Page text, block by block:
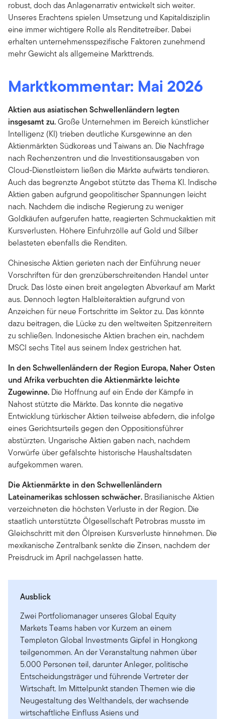
robust, doch das Anlagenarrativ entwickelt sich weiter.
Unseres Erachtens spielen Umsetzung und Kapitaldisziplin
eine immer wichtigere Rolle als Renditetreiber. Dabei
erhalten unternehmensspezifische Faktoren zunehmend
mehr Gewicht als allgemeine Markttrends.
Marktkommentar: Mai 2026
Aktien aus asiatischen Schwellenländern legten
insgesamt zu.Große Unternehmen im Bereich künstlicher
Intelligenz (KI) trieben deutliche Kursgewinne an den
Aktienmärkten Südkoreas und Taiwans an. Die Nachfrage
nach Rechenzentren und die Investitionsausgaben von
Cloud-Dienstleistern ließen die Märkte aufwärts tendieren.
Auch das begrenzte Angebot stützte das Thema KI. Indische
Aktien gaben aufgrund geopolitischer Spannungen leicht
nach. Nachdem die indische Regierung zu weniger
Goldkäufen aufgerufen hatte, reagierten Schmuckaktien mit
Kursverlusten. Höhere Einfuhrzölle auf Gold und Silber
belasteten ebenfalls die Renditen.
Chinesische Aktien gerieten nach der Einführung neuer
Vorschriften für den grenzüberschreitenden Handel unter
Druck. Das löste einen breit angelegten Abverkauf am Markt
aus. Dennoch legten Halbleiteraktien aufgrund von
Anzeichen für neue Fortschritte im Sektor zu. Das könnte
dazu beitragen, die Lücke zu den weltweiten Spitzenreitern
zu schließen. Indonesische Aktien brachen ein, nachdem
MSCI sechs Titel aus seinem Index gestrichen hat.
In den Schwellenländern der Region Europa, Naher Osten
und Afrika verbuchten die Aktienmärkte leichte
Zugewinne. Die Hoffnung auf ein Ende der Kämpfe in
Nahost stützte die Märkte. Das konnte die negative
Entwicklung türkischer Aktien teilweise abfedern, die infolge
eines Gerichtsurteils gegen den Oppositionsführer
abstürzten. Ungarische Aktien gaben nach, nachdem
Vorwürfe über gefälschte historische Haushaltsdaten
aufgekommen waren.
Die Aktienmärkte in den Schwellenländern
Lateinamerikasschlossen schwächer. Brasilianische Aktien
verzeichneten die höchsten Verluste in der Region. Die
staatlich unterstützte Ölgesellschaft Petrobras musste im
Gleichschritt mit den Ölpreisen Kursverluste hinnehmen. Die
mexikanische Zentralbank senkte die Zinsen, nachdem der
Preisdruck im April nachgelassen hatte.
Ausblick
Zwei Portfoliomanager unseres Global Equity
Markets Teams haben vor Kurzem an einem
Templeton Global Investments Gipfel in Hongkong
teilgenommen. An der Veranstaltung nahmen über
5.000 Personen teil, darunter Anleger, politische
Entscheidungsträger und führende Vertreter der
Wirtschaft. Im Mittelpunkt standen Themen wie die
Neugestaltung des Welthandels, der wachsende
wirtschaftliche Einfluss Asiens und